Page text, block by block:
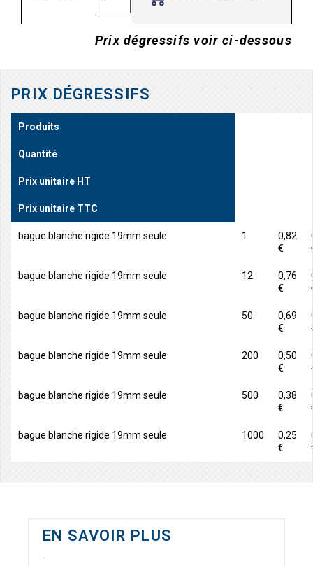
Prix dégressifs voir ci-dessous
PRIX DÉGRESSIFS
Produits
Quantité
Prix unitaire HT
Prix unitaire TTC
bague blanche rigide 19mm seule 1
0,82
€
bague blanche rigide 19mm seule 12
0,76
€
bague blanche rigide 19mm seule 50
0,69
€
bague blanche rigide 19mm seule 200
0,50
€
bague blanche rigide 19mm seule 500
0,38
€
bague blanche rigide 19mm seule 1000
0,25
€
EN SAVOIR PLUS